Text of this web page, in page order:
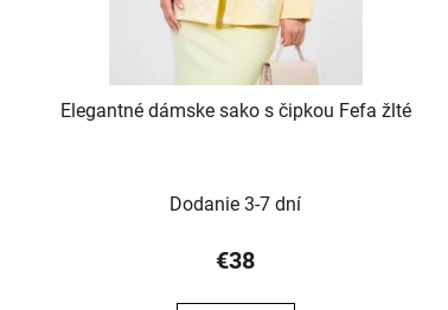
Elegantné dámske sako s čipkou Fefa žlté
Dodanie 3-7 dní
€38